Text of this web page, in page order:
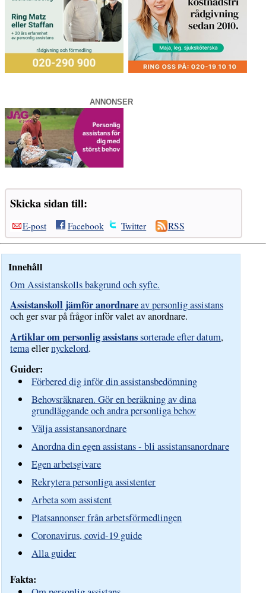
ANNONSER
Skicka sidan till:
E-post Facebook Twitter RSS
Innehåll
Om Assistanskolls bakgrund och syfte.
Assistanskoll jämför anordnareav personlig assistans
och ger svar på frågor inför valet av anordnare.
Artiklar om personlig assistanssorterade efter datum,
temaellernyckelord.
Guider:
Förbered dig inför din assistansbedömning
Behovsräknaren. Gör en beräkning av dina
grundläggande och andra personliga behov
Välja assistansanordnare
Anordna din egen assistans - bli assistansanordnare
Egen arbetsgivare
Rekrytera personliga assistenter
Arbeta som assistent
Platsannonser från arbetsförmedlingen
Coronavirus, covid-19 guide
Alla guider
Fakta: